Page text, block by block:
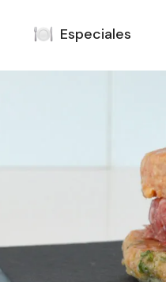
Especiales